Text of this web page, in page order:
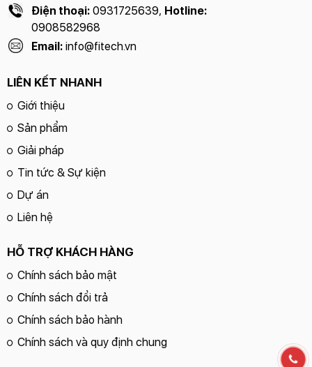
Điện thoại: 0931725639, Hotline:
0908582968
Email: info@fitech.vn
LIÊN KẾT NHANH
Giới thiệu
Sản phẩm
Giải pháp
Tin tức & Sự kiện
Dự án
Liên hệ
HỖ TRỢ KHÁCH HÀNG
Chính sách bảo mật
Chính sách đổi trả
Chính sách bảo hành
Chính sách và quy định chung